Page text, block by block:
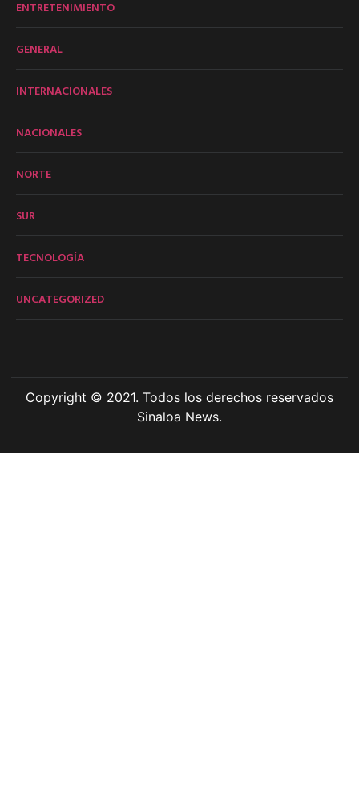
ENTRETENIMIENTO
GENERAL
INTERNACIONALES
NACIONALES
NORTE
SUR
TECNOLOGÍA
UNCATEGORIZED
Copyright © 2021. Todos los derechos reservados
Sinaloa News.